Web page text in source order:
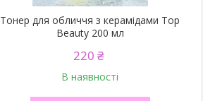
Тонер для обличчя з керамідами Top
Beauty 200 мл
220 ₴
В наявності